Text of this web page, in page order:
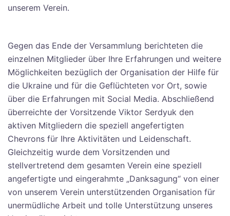
unserem Verein.
Gegen das Ende der Versammlung berichteten die
einzelnen Mitglieder über Ihre Erfahrungen und weitere
Möglichkeiten bezüglich der Organisation der Hilfe für
die Ukraine und für die Geflüchteten vor Ort, sowie
über die Erfahrungen mit Social Media. Abschließend
überreichte der Vorsitzende Viktor Serdyuk den
aktiven Mitgliedern die speziell angefertigten
Chevrons für Ihre Aktivitäten und Leidenschaft.
Gleichzeitig wurde dem Vorsitzenden und
stellvertretend dem gesamten Verein eine speziell
angefertigte und eingerahmte „Danksagung“ von einer
von unserem Verein unterstützenden Organisation für
unermüdliche Arbeit und tolle Unterstützung unseres